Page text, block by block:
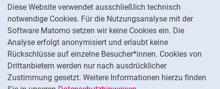
Diese Website verwendet ausschließlich technisch
notwendige Cookies. Für die Nutzungsanalyse mit der
Software Matomo setzen wir keine Cookies ein. Die
Analyse erfolgt anonymisiert und erlaubt keine
Rückschlüsse auf einzelne Besucher*innen. Cookies von
Drittanbietern werden nur nach ausdrücklicher
Zustimmung gesetzt. Weitere Informationen hierzu finden
Panopto
Universitätsbibliothek
Datenschutz
Barrierefreiheit
Transparenter KI-Einsatz